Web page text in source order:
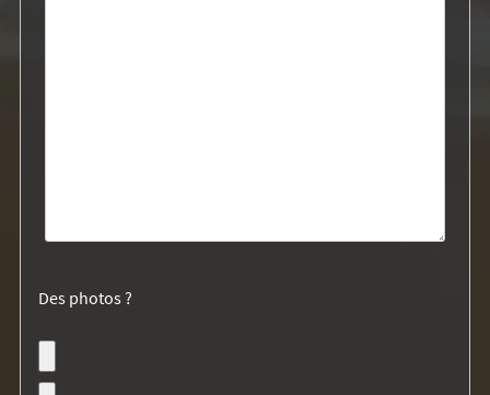
Des photos ?